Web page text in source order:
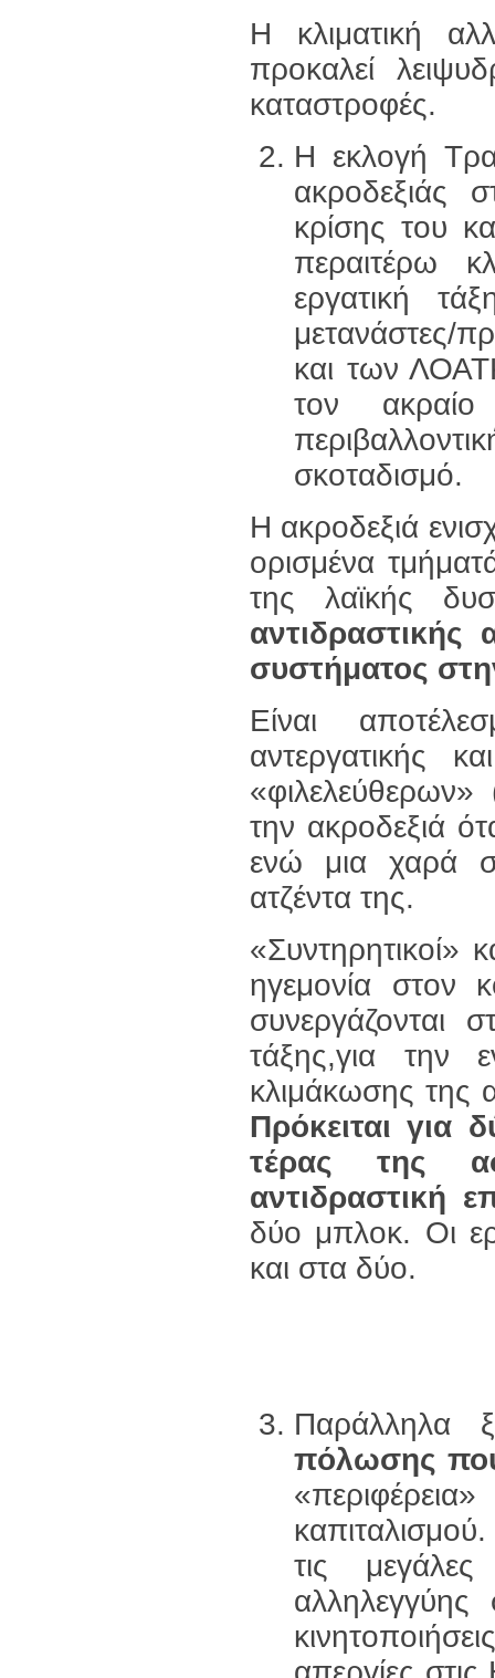
Η κλιματική
προκαλεί
καταστροφές.
Η εκλογή
ακροδεξιάς
κρίσης του
περαιτέρω
εργατική
μετανάστες/
και των
τον
σκοταδισμό.
Η ακροδεξιά
ορισμένα
της λαϊκής
αντιδραστικής
συστήματος
Είναι
αντεργατικής
την ακροδεξιά
ενώ μια χαρά
ατζέντα της.
«Συντηρητικοί»
ηγεμονία στον
συνεργάζονται
τάξης,για
κλιμάκωσης της
Πρόκειται για
τέρας της
αντιδραστική
δύο μπλοκ. Οι
και στα δύο.
Παράλληλα
πόλωσης που
τις μεγάλες
αλληλεγγύης